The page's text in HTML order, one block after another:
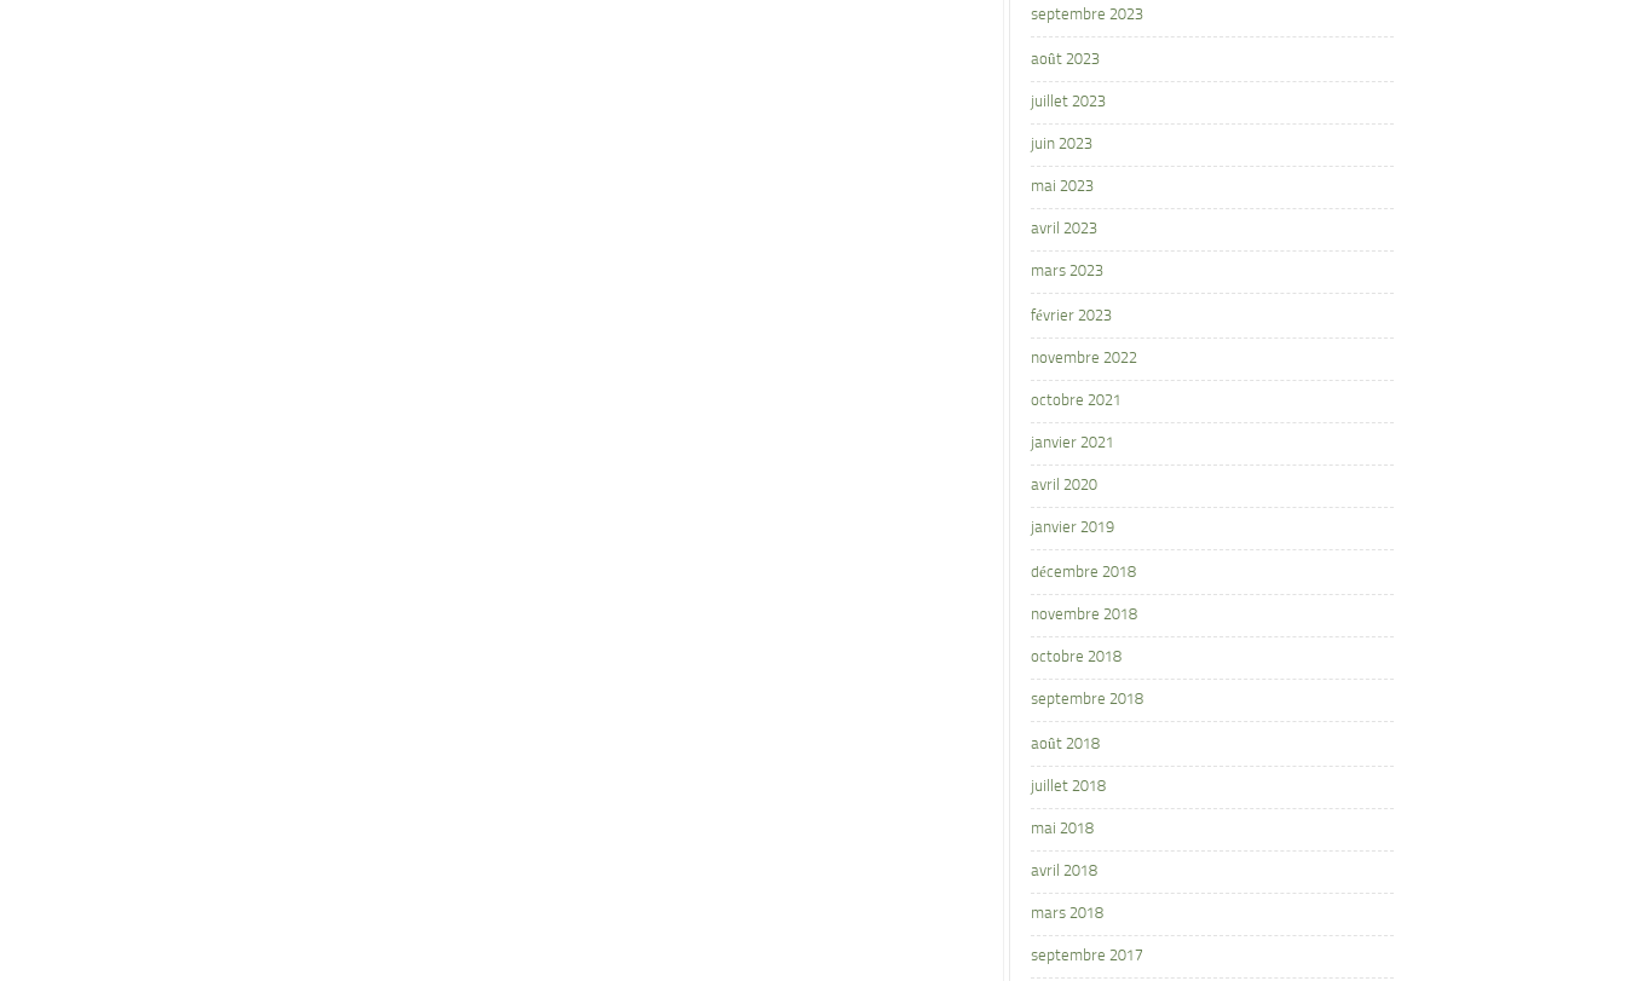
septembre 2023
août 2023
juillet 2023
juin 2023
mai 2023
avril 2023
mars 2023
février 2023
novembre 2022
octobre 2021
janvier 2021
avril 2020
janvier 2019
décembre 2018
novembre 2018
octobre 2018
septembre 2018
août 2018
juillet 2018
mai 2018
avril 2018
mars 2018
septembre 2017